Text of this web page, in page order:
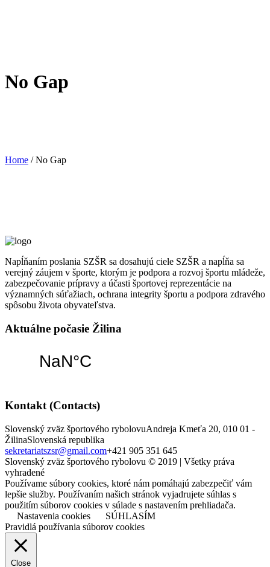
No Gap
Home /No Gap
Napĺňaním poslania SZŠR sa dosahujú ciele SZŠR a napĺňa sa
verejný záujem v športe, ktorým je podpora a rozvoj športu mládeže,
zabezpečovanie prípravy a účasti športovej reprezentácie na
významných súťažiach, ochrana integrity športu a podpora zdravého
spôsobu života obyvateľstva.
Aktuálne počasie Žilina
Kontakt (Contacts)
Slovenský zväz športového rybolovuAndreja Kmeťa 20, 010 01 -
ŽilinaSlovenská republika
sekretariatszsr@gmail.com+421 905 351 645
Slovenský zväz športového rybolovu © 2019 | Všetky práva
vyhradené
Používame súbory cookies, ktoré nám pomáhajú zabezpečiť vám
lepšie služby. Používaním našich stránok vyjadrujete súhlas s
použitím súborov cookies v súlade s nastavením prehliadača.
Nastavenia cookies
SÚHLASÍM
Pravidlá používania súborov cookies
Close